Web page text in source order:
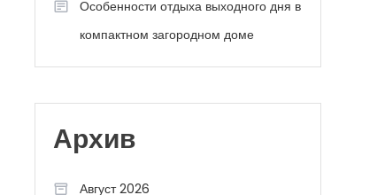
Особенности отдыха выходного дня в
компактном загородном доме
Архив
Август 2026